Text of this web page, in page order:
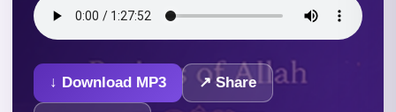
↓ Download MP3 ↗ Share